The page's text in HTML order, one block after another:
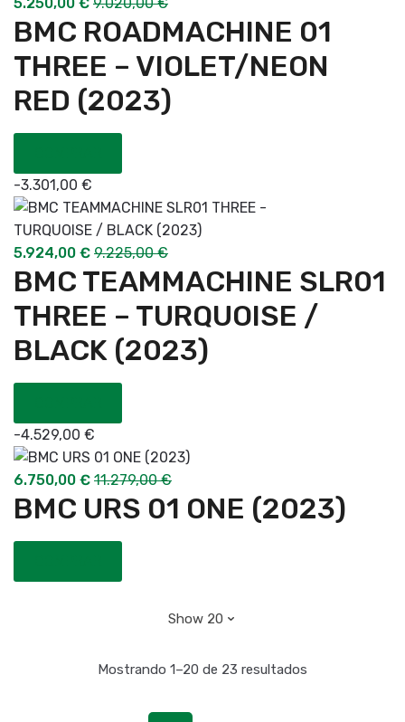
BMC ROADMACHINE 01
THREE – VIOLET/NEON
RED (2023)
-3.301,00 €
5.924,00 € 9.225,00€
BMC TEAMMACHINE SLR01
THREE – TURQUOISE /
BLACK (2023)
-4.529,00 €
6.750,00 € 11.279,00€
BMC URS 01 ONE (2023)
Mostrando 1–20 de 23 resultados